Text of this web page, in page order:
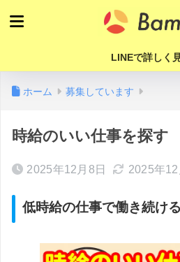
LINEで詳しく
ホーム 募集しています
時給のいい仕事を探す
2025年12月8日 2025年12
低時給の仕事で働き続け